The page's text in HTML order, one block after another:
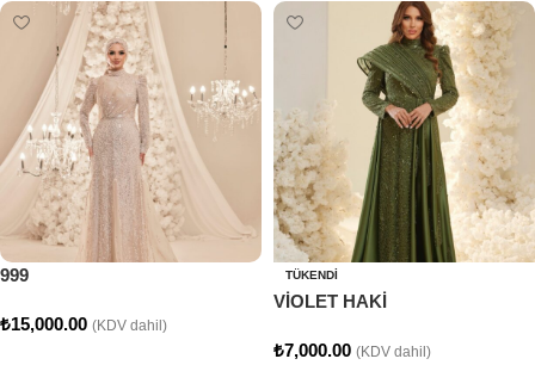
999
₺15,000.00 (KDV dahil)
TÜKENDI
VİOLET HAKİ
₺7,000.00 (KDV dahil)